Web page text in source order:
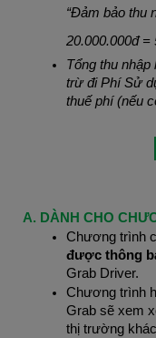
“Đảm bảo thu
20.000.000đ =
Tổng thu
trừ đi Phí Sử
thuế phí (nếu
A. DÀNH CHO
Chương trình
được thông
Grab Driver.
Chương trình
Grab sẽ xem
thị trường